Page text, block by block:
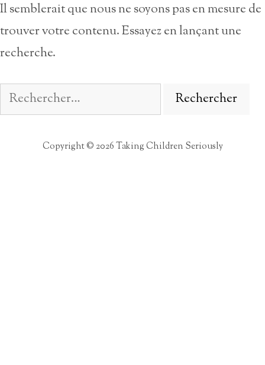
Il semblerait que nous ne soyons pas en mesure de
trouver votre contenu. Essayez en lançant une
recherche.
Rechercher :
Copyright © 2026 Taking Children Seriously